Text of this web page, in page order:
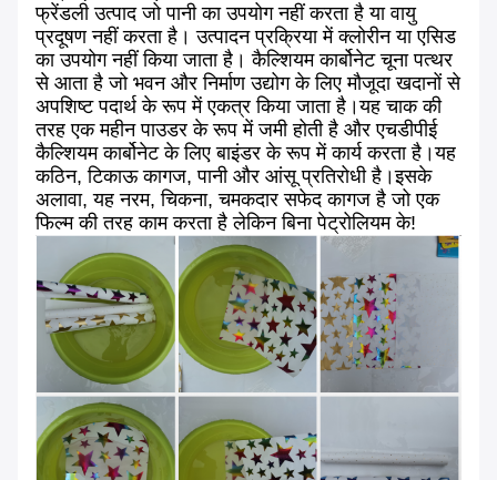
फ्रेंडली उत्पाद जो पानी का उपयोग नहीं करता है या वायु
प्रदूषण नहीं करता है। उत्पादन प्रक्रिया में क्लोरीन या एसिड
का उपयोग नहीं किया जाता है। कैल्शियम कार्बोनेट चूना पत्थर
से आता है जो भवन और निर्माण उद्योग के लिए मौजूदा खदानों से
अपशिष्ट पदार्थ के रूप में एकत्र किया जाता है।यह चाक की
तरह एक महीन पाउडर के रूप में जमी होती है और एचडीपीई
कैल्शियम कार्बोनेट के लिए बाइंडर के रूप में कार्य करता है।यह
कठिन, टिकाऊ कागज, पानी और आंसू प्रतिरोधी है।इसके
अलावा, यह नरम, चिकना, चमकदार सफेद कागज है जो एक
फिल्म की तरह काम करता है लेकिन बिना पेट्रोलियम के!